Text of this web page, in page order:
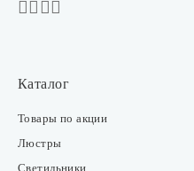
Каталог
Товары по акции
Люстры
Светильники